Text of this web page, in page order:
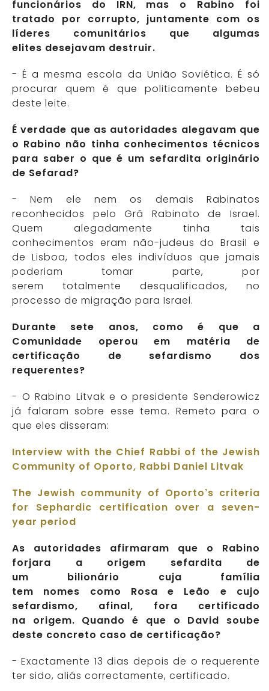
funcionários do IRN, mas o Rabino foi
tratado por corrupto, juntamente com os
líderes comunitários que algumas
elites desejavam destruir.
- É a mesma escola da União Soviética. É só
procurar quem é que politicamente bebeu
deste leite.
É verdade que as autoridades alegavam que
o Rabino não tinha conhecimentos técnicos
para saber o que é um sefardita originário
de Sefarad?
- Nem ele nem os demais Rabinatos
reconhecidos pelo Grã Rabinato de Israel.
Quem alegadamente tinha tais
conhecimentos eram não-judeus do Brasil e
de Lisboa, todos eles indivíduos que jamais
poderiam tomar parte, por
serem totalmente desqualificados, no
processo de migração para Israel.
Durante sete anos, como é que a
Comunidade operou em matéria de
certificação de sefardismo dos
requerentes?
- O Rabino Litvak e o presidente Senderowicz
já falaram sobre esse tema. Remeto para o
que eles disseram:
Interview with the Chief Rabbi of the Jewish
Community of Oporto, Rabbi Daniel Litvak
The Jewish community of Oporto’s criteria
for Sephardic certification over a seven-
year period
As autoridades afirmaram que o Rabino
forjara a origem sefardita de
um bilionário cuja família
tem nomes como Rosa e Leão e cujo
sefardismo, afinal, fora certificado
na origem. Quando é que o David soube
deste concreto caso de certificação?
- Exactamente 13 dias depois de o requerente
ter sido, aliás correctamente, certificado.